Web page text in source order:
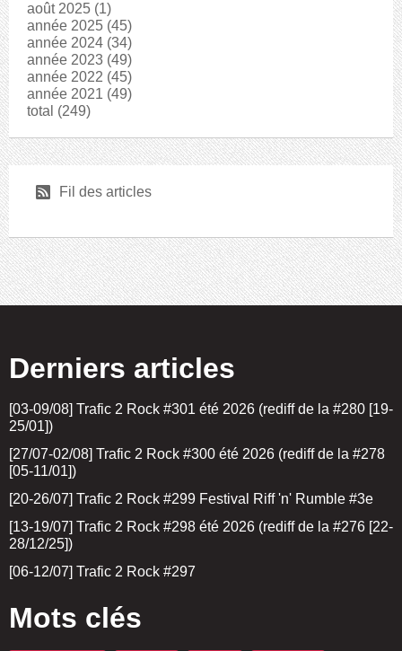
août 2025 (1)
année 2025 (45)
année 2024 (34)
année 2023 (49)
année 2022 (45)
année 2021 (49)
total (249)
r Fil des articles
Derniers articles
[03-09/08] Trafic 2 Rock #301 été 2026 (rediff de la #280 [19-
25/01])
[27/07-02/08] Trafic 2 Rock #300 été 2026 (rediff de la #278
[05-11/01])
[20-26/07] Trafic 2 Rock #299 Festival Riff 'n' Rumble #3e
[13-19/07] Trafic 2 Rock #298 été 2026 (rediff de la #276 [22-
28/12/25])
[06-12/07] Trafic 2 Rock #297
Mots clés